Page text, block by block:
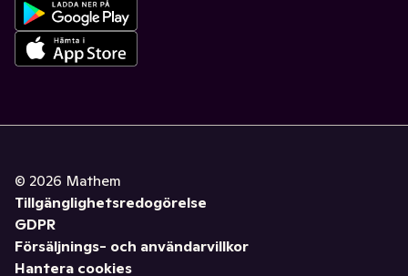
© 2026 Mathem
Tillgänglighetsredogörelse
GDPR
Försäljnings- och användarvillkor
Hantera cookies